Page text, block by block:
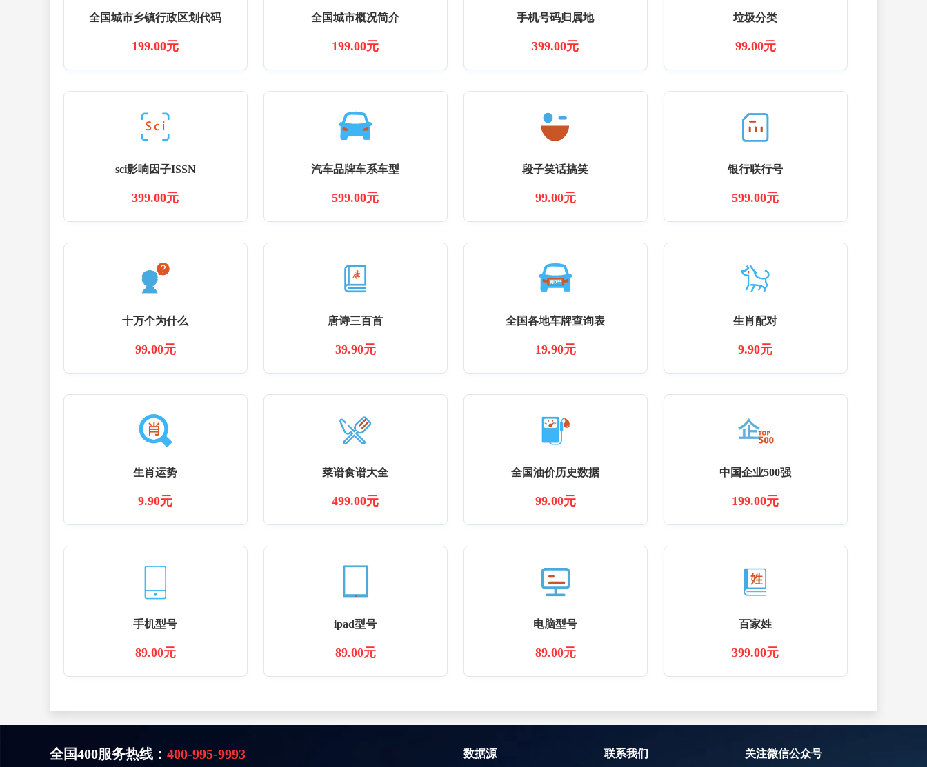
全国城市乡镇行政区划代码
199.00元
全国城市概况简介
199.00元
手机号码归属地
399.00元
垃圾分类
99.00元
sci影响因子ISSN
399.00元
汽车品牌车系车型
599.00元
段子笑话搞笑
99.00元
银行联行号
599.00元
十万个为什么
99.00元
唐诗三百首
39.90元
全国各地车牌查询表
19.90元
生肖配对
9.90元
生肖运势
9.90元
菜谱食谱大全
499.00元
全国油价历史数据
99.00元
中国企业500强
199.00元
手机型号
89.00元
ipad型号
89.00元
电脑型号
89.00元
百家姓
399.00元
全国400服务热线： 400-995-9993 数据源 联系我们 关注微信公众号